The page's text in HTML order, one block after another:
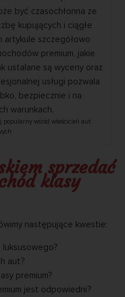
popularny wśród właścicieli aut
sprzedać
klasy
następujące kwestie:
luksusowego?
aut?
premium?
jest odpowiedni?